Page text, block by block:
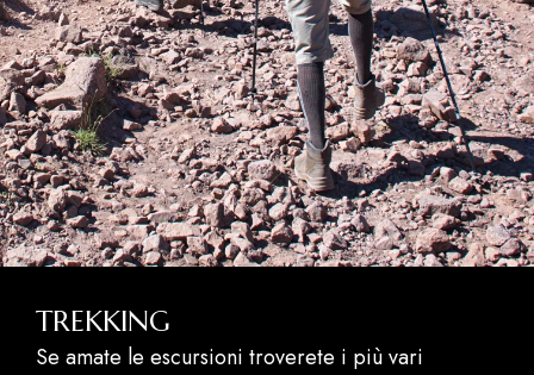
TREKKING
Se amate le escursioni troverete i più vari